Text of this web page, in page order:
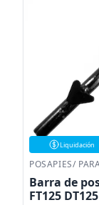
Liquidación
POSAPIES/
Barra de
FT125